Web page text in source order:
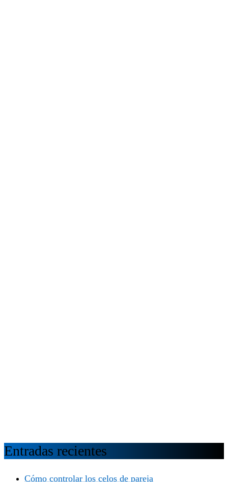
Entradas recientes
Cómo controlar los celos de pareja